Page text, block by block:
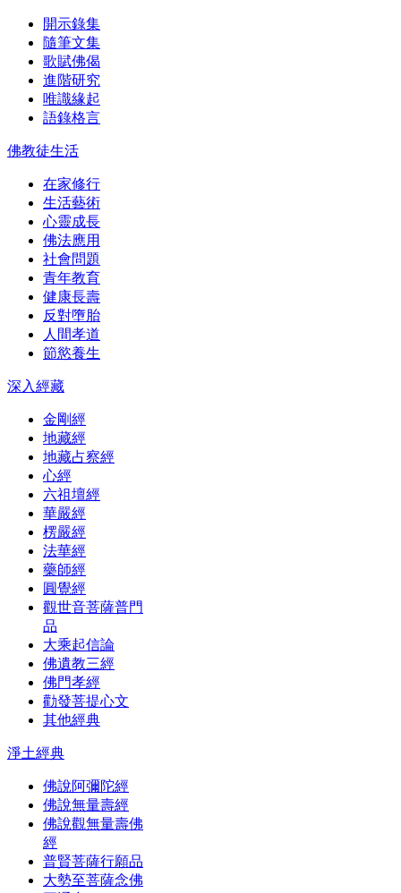
開示錄集
隨筆文集
歌賦佛偈
進階研究
唯識緣起
語錄格言
佛教徒生活
在家修行
生活藝術
心靈成長
佛法應用
社會問題
青年教育
健康長壽
反對墮胎
人間孝道
節慾養生
深入經藏
金剛經
地藏經
地藏占察經
心經
六祖壇經
華嚴經
楞嚴經
法華經
藥師經
圓覺經
觀世音菩薩普門
品
大乘起信論
佛遺教三經
佛門孝經
勸發菩提心文
其他經典
淨土經典
佛說阿彌陀經
佛說無量壽經
佛說觀無量壽佛
經
普賢菩薩行願品
大勢至菩薩念佛